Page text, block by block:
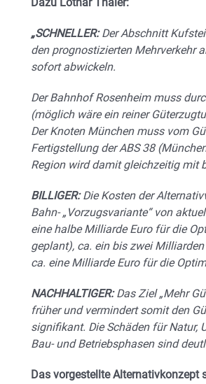
Dazu Lothar Thaler:
„SCHNELLER:Der Abschnitt
den prognostizierten Mehrverkehr
sofort abwickeln.
Der Bahnhof Rosenheim muss
(möglich wäre ein reiner
Der Knoten München muss vom
Fertigstellung der ABS 38
Region wird damit gleichzeitig mit
BILLIGER: Die Kosten der
Bahn- „Vorzugsvariante“ von
eine halbe Milliarde Euro für die
geplant), ca. ein bis zwei
ca. eine Milliarde Euro für die
NACHHALTIGER: Das Ziel „Mehr
früher und vermindert somit den
signifikant. Die Schäden für Natur,
Bau- und Betriebsphasen sind
Das vorgestellte Alternativkonzept